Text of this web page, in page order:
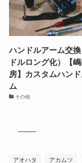
ハンドルアーム交
ドルロング化）【
房】カスタムハン
ム
その他
アオハタ アカムツ